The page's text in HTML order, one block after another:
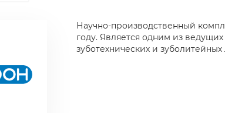
Научно-производственный
году. Является одним из
зуботехнических и